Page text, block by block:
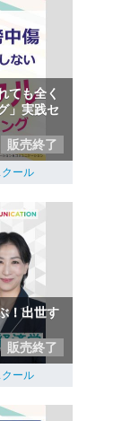
ても全く
」実践セ
販売終了
ール
！出世す
販売終了
ール